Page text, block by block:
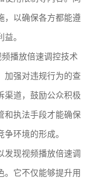
，以确保各方都能遵
。
播放倍速调控技术
加强对违规行为的查
渠道，鼓励公众积极
和执法手段才能确保
环境的形成。
发现视频播放倍速调
。它不仅能够提升用